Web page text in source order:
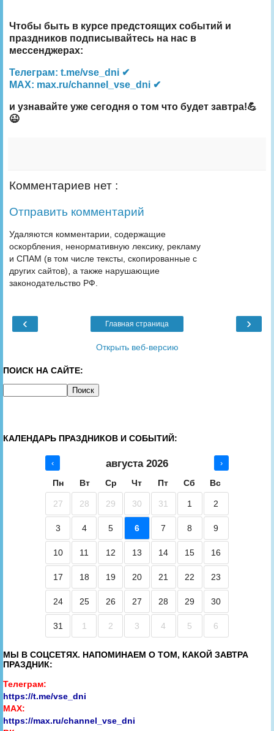
Чтобы быть в курсе предстоящих событий и
праздников подписывайтесь на нас в
мессенджерах:
Телеграм: t.me/vse_dni ✔
MAX: max.ru/channel_vse_dni ✔
и узнавайте уже сегодня о том что будет завтра!💪
😉
Комментариев нет :
Отправить комментарий
Удаляются комментарии, содержащие
оскорбления, ненормативную лексику, рекламу
и СПАМ (в том числе тексты, скопированные с
других сайтов), а также нарушающие
законодательство РФ.
‹ ›
Главная страница
Открыть веб-версию
ПОИСК НА САЙТЕ:
КАЛЕНДАРЬ ПРАЗДНИКОВ И СОБЫТИЙ:
‹ августа 2026 ›
Пн Вт Ср Чт Пт Сб Вс
27 28 29 30 31 1 2
3 4 5 6 7 8 9
10 11 12 13 14 15 16
17 18 19 20 21 22 23
24 25 26 27 28 29 30
31 1 2 3 4 5 6
МЫ В СОЦСЕТЯХ. НАПОМИНАЕМ О ТОМ, КАКОЙ ЗАВТРА
ПРАЗДНИК:
Телеграм:
https://t.me/vse_dni
MAX:
https://max.ru/channel_vse_dni